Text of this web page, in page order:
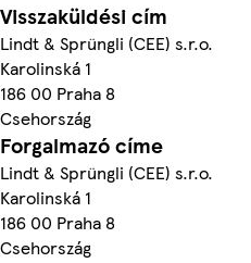
Visszaküldési cím
Lindt & Sprüngli (CEE) s.r.o.
Karolinská 1
186 00 Praha 8
Csehország
Forgalmazó címe
Lindt & Sprüngli (CEE) s.r.o.
Karolinská 1
186 00 Praha 8
Csehország